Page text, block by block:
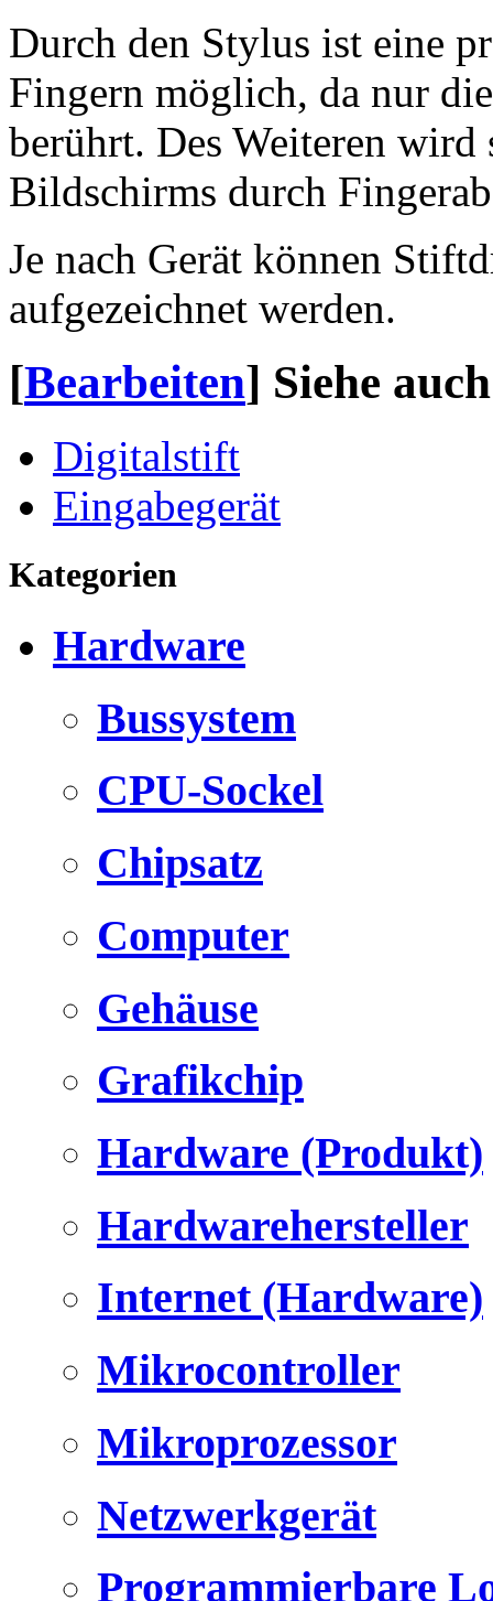
Durch den Stylus ist eine
Fingern möglich, da nur
berührt. Des Weiteren wird
Bildschirms durch
Je nach Gerät können
aufgezeichnet werden.
[Bearbeiten] Siehe auch
Digitalstift
Eingabegerät
Kategorien
Hardware
Bussystem
CPU-Sockel
Chipsatz
Computer
Gehäuse
Grafikchip
Hardware (Produkt)
Hardwarehersteller
Internet (Hardware)
Mikrocontroller
Mikroprozessor
Netzwerkgerät
Programmierbare